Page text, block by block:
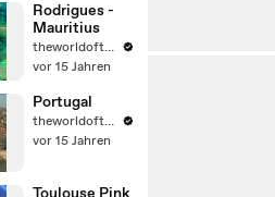
Rodrigues -
Mauritius
theworldoftravel2
vor 15 Jahren
Portugal
theworldoftravel2
vor 15 Jahren